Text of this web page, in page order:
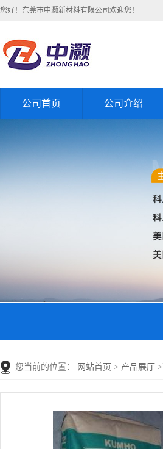
您好！东莞市中灏新材料有限公司欢迎您！
公司首页 公司介绍
您当前的位置： 网站首页 > 产品展厅 >